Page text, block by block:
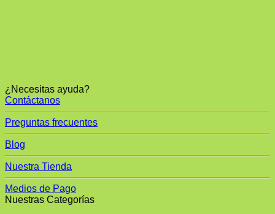
¿Necesitas ayuda?
Contáctanos
Preguntas frecuentes
Blog
Nuestra Tienda
Medios de Pago
Nuestras Categorías